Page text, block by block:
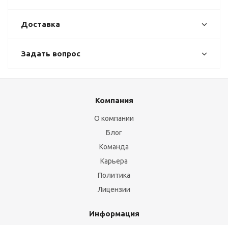
Доставка
Задать вопрос
Компания
О компании
Блог
Команда
Карьера
Политика
Лицензии
Информация